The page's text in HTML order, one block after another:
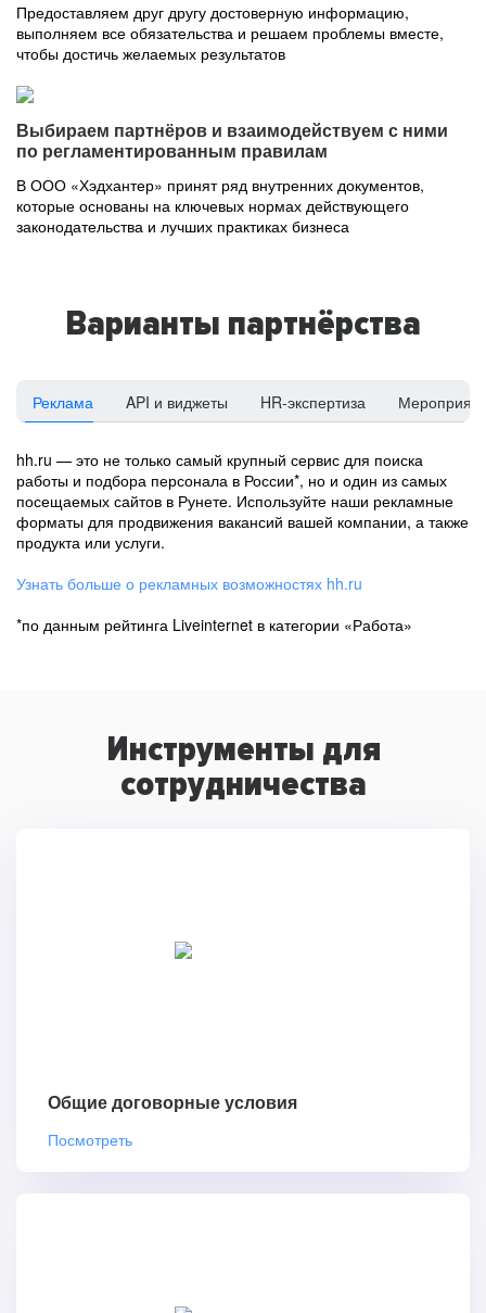
Предоставляем друг другу достоверную информацию,
выполняем все обязательства и решаем проблемы вместе,
чтобы достичь желаемых результатов
Выбираем партнёров и взаимодействуем с ними
по регламентированным правилам
В ООО «Хэдхантер» принят ряд внутренних документов,
которые основаны на ключевых нормах действующего
законодательства и лучших практиках бизнеса
Варианты партнёрства
Реклама API и виджеты HR-экспертиза
hh.ru — это не только самый крупный сервис для поиска
работы и подбора персонала в России*, но и один из самых
посещаемых сайтов в Рунете. Используйте наши рекламные
форматы для продвижения вакансий вашей компании, а также
продукта или услуги.
Узнать больше о рекламных возможностях hh.ru
*по данным рейтинга Liveinternet в категории «Работа»
Инструменты для
сотрудничества
Общие договорные условия
Посмотреть